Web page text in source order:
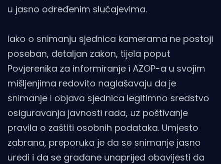
u jasno određenim slučajevima.
Iako o snimanju sjednica kamerama ne postoji
poseban, detaljan zakon, tijela poput
Povjerenika za informiranje i AZOP-a u svojim
mišljenjima redovito naglašavaju da je
snimanje i objava sjednica legitimno sredstvo
osiguravanja javnosti rada, uz poštivanje
pravila o zaštiti osobnih podataka. Umjesto
zabrana, preporuka je da se snimanje jasno
uredi i da se građane unaprijed obavijesti da